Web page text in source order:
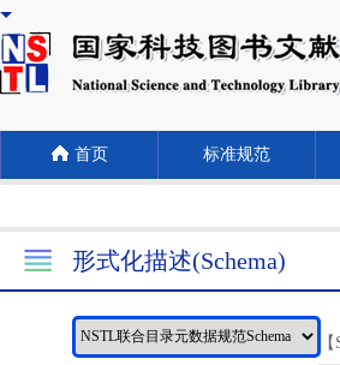
首页 标准规范
形式化描述(Schema)